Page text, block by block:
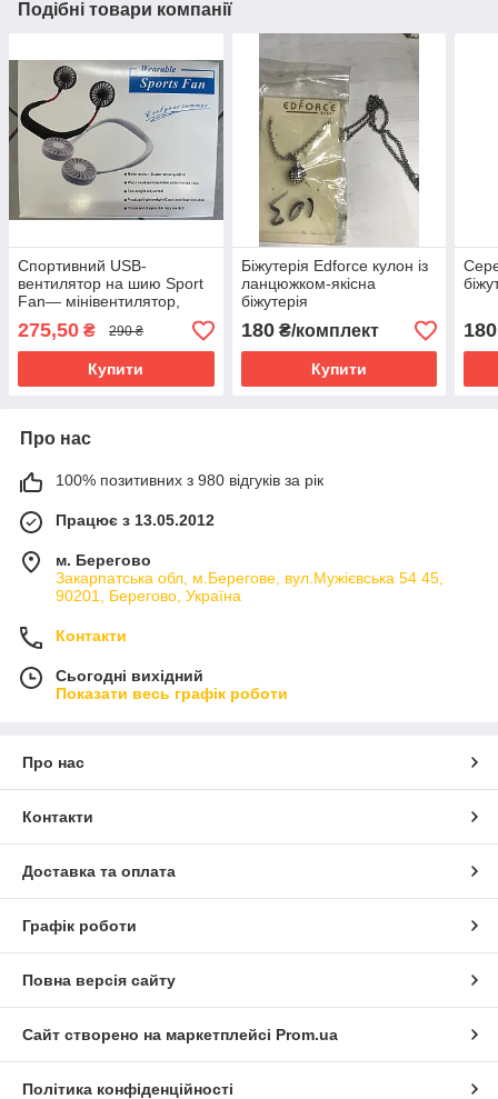
Подібні товари компанії
Спортивний USB-
вентилятор на шию Sport
Fan— мінівентилятор,
який можна носити на шиі
275,50 ₴ 290 ₴
Купити
Біжутерія Edforce кулон із
ланцюжком-якісна
біжутерія
180₴/комплект
Купити
180
Про нас
100% позитивних з 980 відгуків за рік
Працює з 13.05.2012
м. Берегово
Закарпатська обл, м.Берегове, вул.Мужієвська 54 45,
90201, Берегово, Україна
Контакти
Сьогодні вихідний
Показати весь графік роботи
Про нас
Контакти
Доставка та оплата
Графік роботи
Повна версія сайту
Сайт створено на маркетплейсі Prom.ua
Політика конфіденційності